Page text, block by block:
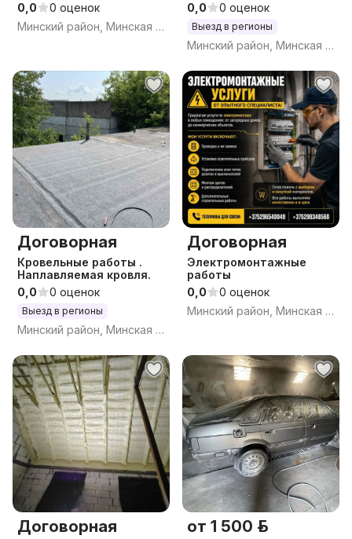
0,0
0 оценок
Минский район, Минская обл.
0,0
0 оценок
Выезд в регионы
Минский район, Минская обл.
Договорная
Кровельные работы .
Наплавляемая кровля.
0,0
0 оценок
Выезд в регионы
Минский район, Минская обл.
Договорная
Электромонтажные
работы
0,0
0 оценок
Минский район, Минская обл.
Договорная от 1 500 р.